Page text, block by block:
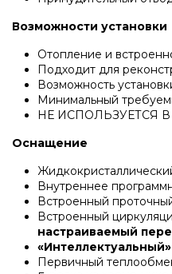
Возможности установки
Отопление и
Подходит для
Возможность
Минимальный
НЕ ИСПОЛЬЗУЕТСЯ
Оснащение
Внутреннее
Встроенный
Встроенный
настраиваемый
«
Первичный